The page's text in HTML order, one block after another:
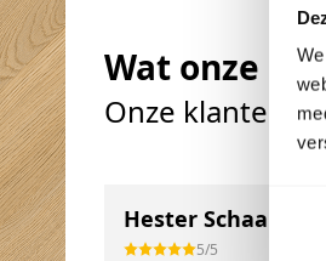
Wat onze
Onze klanten
Hester Schaap
5/5